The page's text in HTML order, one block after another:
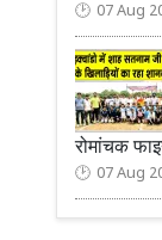
07 Aug
रोमांचक
07 Aug